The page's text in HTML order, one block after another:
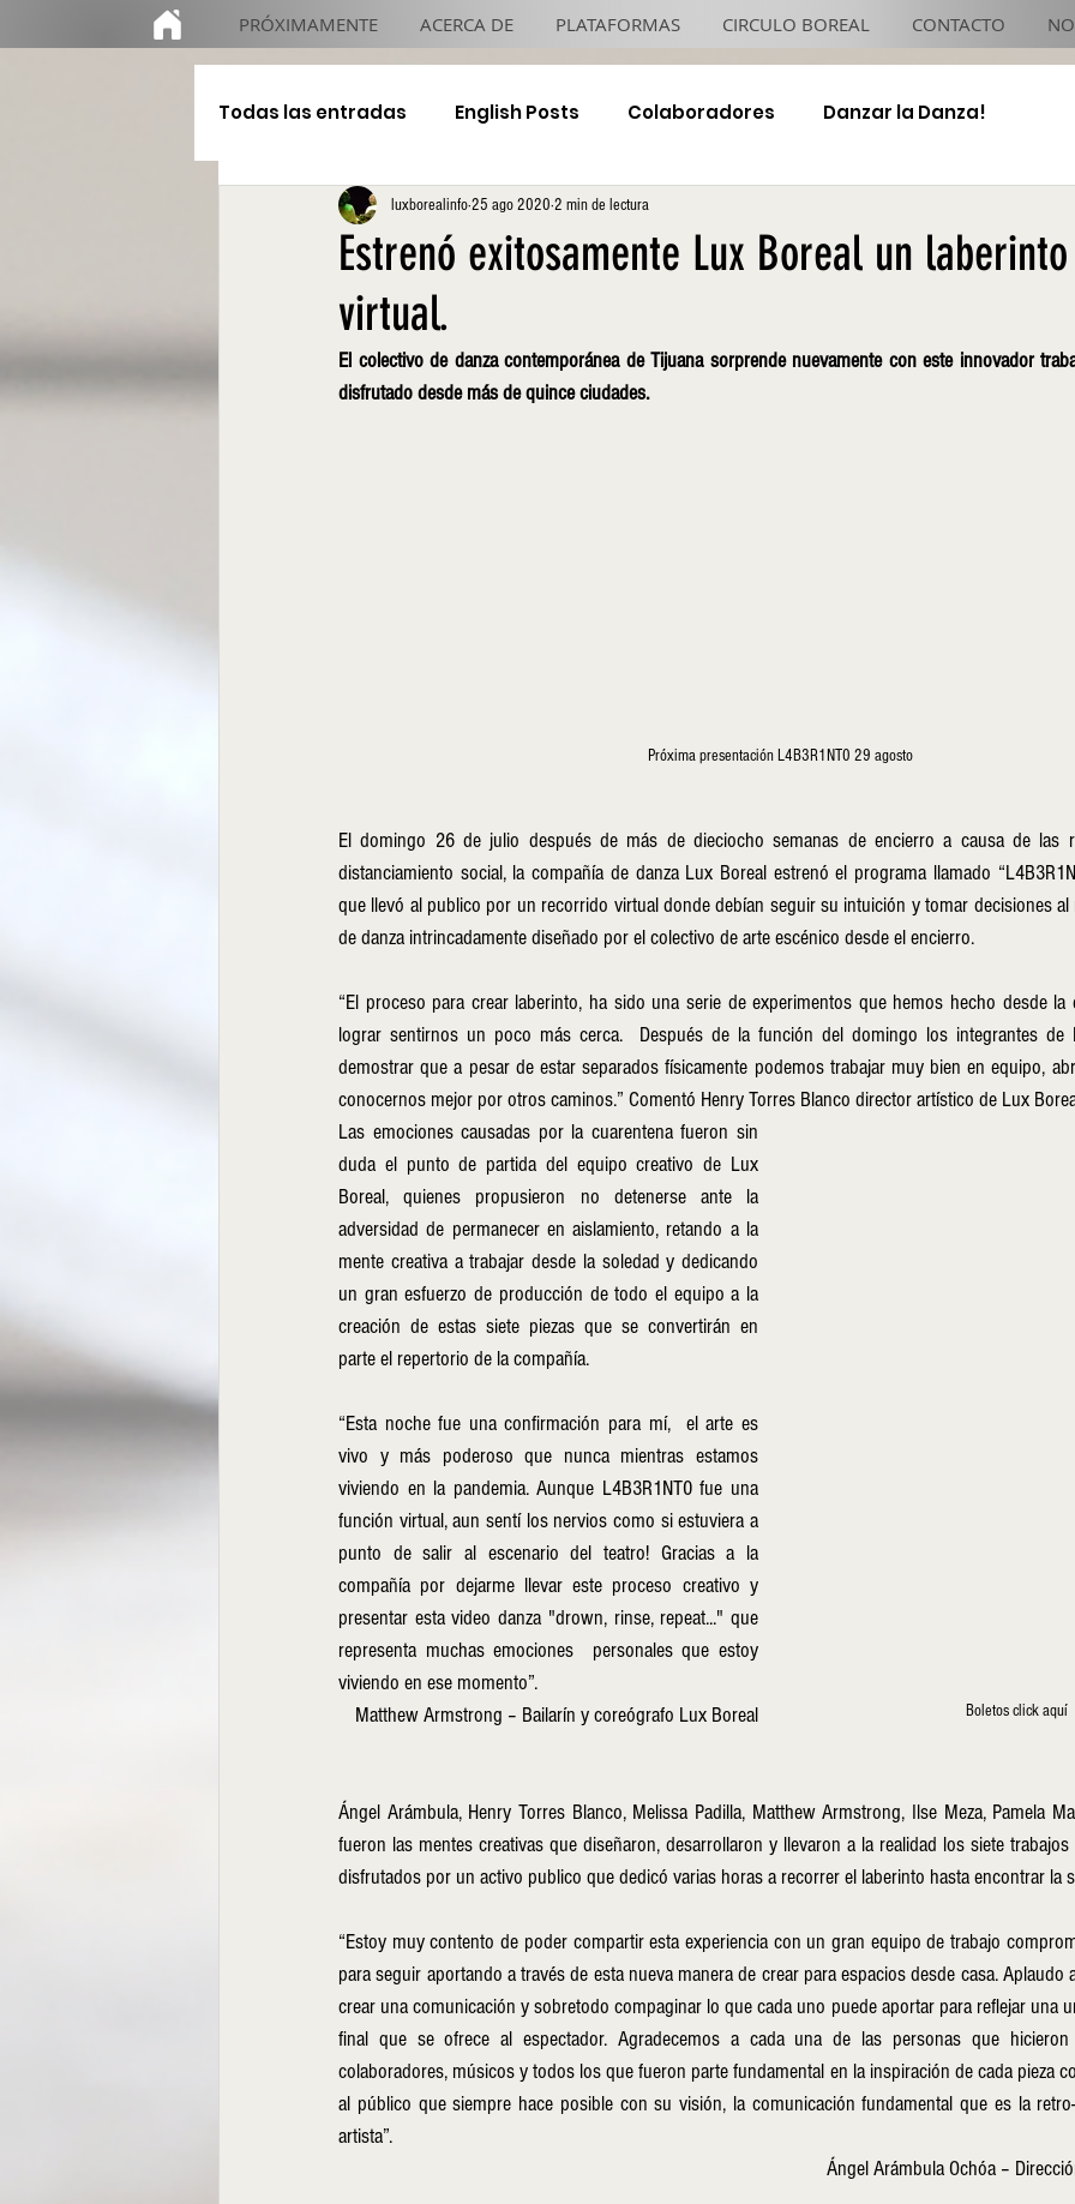
PRÓXIMAMENTE ACERCA DE PLATAFORMAS CIRCULO BOREAL CONTACTO
Todas las entradas English Posts Colaboradores Danzar la Danza!
Educación De gira 4x4 TJ Night
Estrenó exitosamente Lux Boreal un
virtual.
luxborealinfo25 ago 2020 2 min de lectura
El colectivo de danza contemporánea de Tijuana sorprende nuevamente con este innovador
disfrutado desde más de quince ciudades.
Próxima presentación L4B3R1NT0 29 agosto
El domingo 26 de julio después de más de dieciocho semanas de encierro a causa de las
distanciamiento social, la compañía de danza Lux Boreal estrenó el programa llamado
que llevó al publico por un recorrido virtual donde debían seguir su intuición y tomar decisiones
de danza intrincadamente diseñado por el colectivo de arte escénico desde el encierro.
“El proceso para crear laberinto, ha sido una serie de experimentos que hemos hecho desde la
lograr sentirnos un poco más cerca.  Después de la función del domingo los integrantes de
demostrar que a pesar de estar separados físicamente podemos trabajar muy bien en equipo,
conocernos mejor por otros caminos.” Comentó Henry Torres Blanco director artístico de Lux
Boletos click aquí
Las emociones causadas por la cuarentena fueron sin
duda el punto de partida del equipo creativo de Lux
Boreal, quienes propusieron no detenerse ante la
adversidad de permanecer en aislamiento, retando a la
mente creativa a trabajar desde la soledad y dedicando
un gran esfuerzo de producción de todo el equipo a la
creación de estas siete piezas que se convertirán en
parte el repertorio de la compañía.
“Esta noche fue una confirmación para mí,  el arte es
vivo y más poderoso que nunca mientras estamos
viviendo en la pandemia. Aunque L4B3R1NT0 fue una
función virtual, aun sentí los nervios como si estuviera a
punto de salir al escenario del teatro! Gracias a la
compañía por dejarme llevar este proceso creativo y
presentar esta video danza "drown, rinse, repeat..." que
representa muchas emociones  personales que estoy
viviendo en ese momento”.
Matthew Armstrong – Bailarín y coreógrafo Lux Boreal
Ángel Arámbula, Henry Torres Blanco, Melissa Padilla, Matthew Armstrong, Ilse Meza, Pamela
fueron las mentes creativas que diseñaron, desarrollaron y llevaron a la realidad los siete
disfrutados por un activo publico que dedicó varias horas a recorrer el laberinto hasta encontrar la
“Estoy muy contento de poder compartir esta experiencia con un gran equipo de trabajo
para seguir aportando a través de esta nueva manera de crear para espacios desde casa. Aplaudo
crear una comunicación y sobretodo compaginar lo que cada uno puede aportar para reflejar una
final que se ofrece al espectador. Agradecemos a cada una de las personas que
colaboradores, músicos y todos los que fueron parte fundamental en la inspiración de cada pieza
al público que siempre hace posible con su visión, la comunicación fundamental que es la
artista”.
Ángel Arámbula Ochóa –